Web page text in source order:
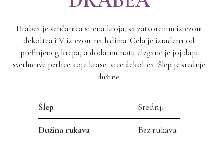
Drabea je venčanica sirena kroja, sa zatvorenim izrezom
dekoltea i V izrezom na leđima. Cela je izrađena od
prefinjenog krepa, a dodatnu notu elegancije joj daju
svetlucave perlice koje krase ivice dekoltea. Šlep je srednje
dužine.
Šlep Srednji
Dužina rukava Bez rukava